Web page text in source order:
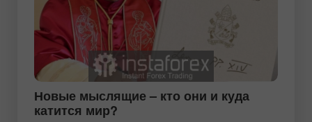
Новые мыслящие – кто они и куда
катится мир?